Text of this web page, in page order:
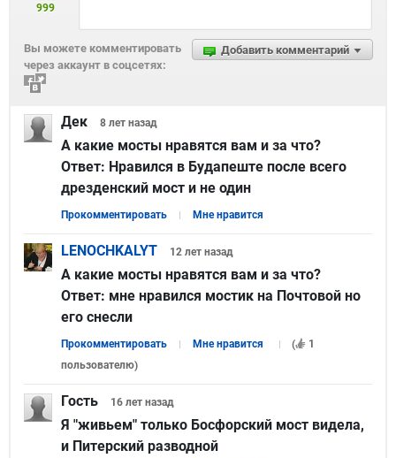
999
Добавить комментарий
Вы можете комментировать
через аккаунт в соцсетях:
Дек 8 лет назад
А какие мосты нравятся вам и за что?
Ответ: Нравился в Будапеште после всего
дрезденский мост и не один
Прокомментировать Мне нравится
LENOCHKALYT 12 лет назад
А какие мосты нравятся вам и за что?
Ответ: мне нравился мостик на Почтовой но
его снесли
Прокомментировать Мне нравится (
1
пользователю)
Гость 16 лет назад
Я "живьем" только Босфорский мост видела,
и Питерский разводной